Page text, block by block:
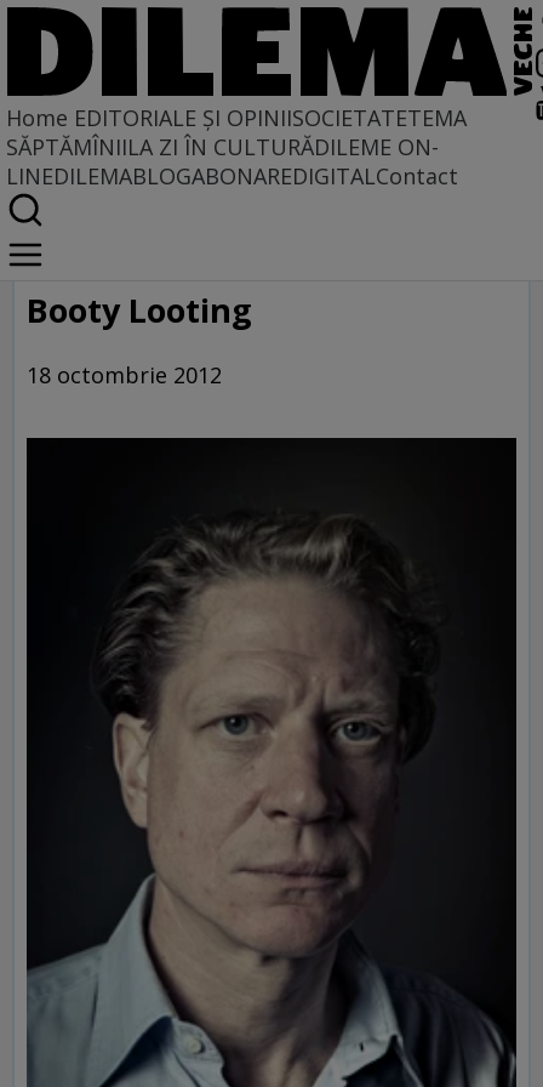
Home EDITORIALE ȘI OPINIISOCIETATETEMA
SĂPTĂMÎNIILA ZI ÎN CULTURĂDILEME ON-
LINEDILEMABLOGABONAREDIGITALContact
Home
Galerie
Booty Looting
18 octombrie 2012